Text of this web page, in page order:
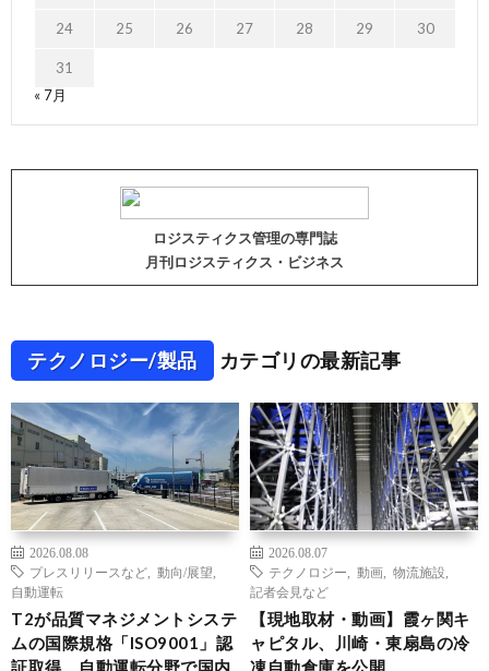
24 25 26 27 28 29 30
31
« 7月
ロジスティクス管理の専門誌
月刊ロジスティクス・ビジネス
テクノロジー/製品 カテゴリの最新記事
2026.08.08
プレスリリースなど
動向/展望
自動運転
T2が品質マネジメントシステ
ムの国際規格「ISO9001」認
証取得、自動運転分野で国内
2026.08.07
テクノロジー
動画 物流施設
記者会見など
【現地取材・動画】霞ヶ関キ
ャピタル、川崎・東扇島の冷
凍自動倉庫を公開